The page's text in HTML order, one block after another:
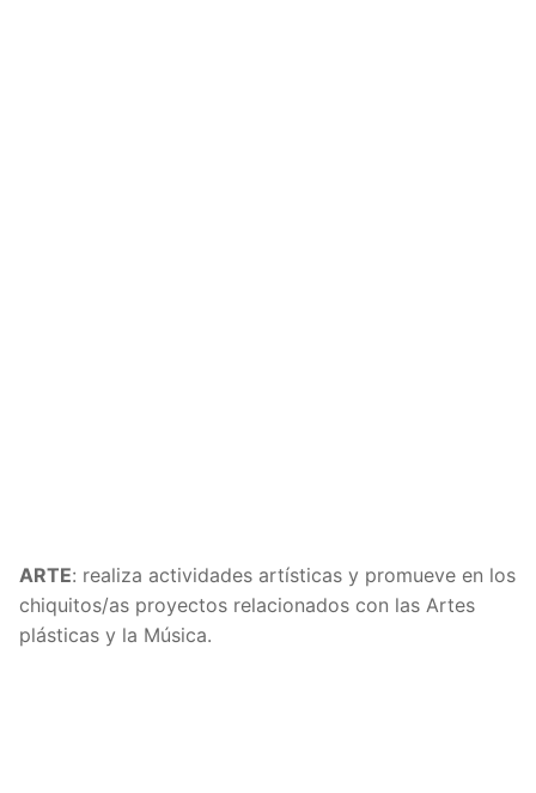
ARTE: realiza actividades artísticas y promueve en los
chiquitos/as proyectos relacionados con las Artes
plásticas y la Música.